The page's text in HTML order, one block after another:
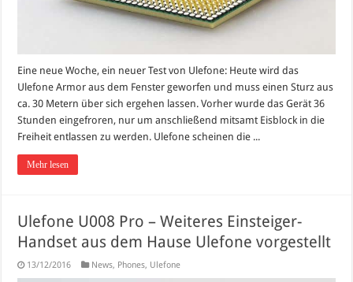
Eine neue Woche, ein neuer Test von Ulefone: Heute wird das
Ulefone Armor aus dem Fenster geworfen und muss einen Sturz aus
ca. 30 Metern über sich ergehen lassen. Vorher wurde das Gerät 36
Stunden eingefroren, nur um anschließend mitsamt Eisblock in die
Freiheit entlassen zu werden. Ulefone scheinen die ...
Mehr lesen
Ulefone U008 Pro – Weiteres Einsteiger-
Handset aus dem Hause Ulefone vorgestellt
13/12/2016 News, Phones, Ulefone